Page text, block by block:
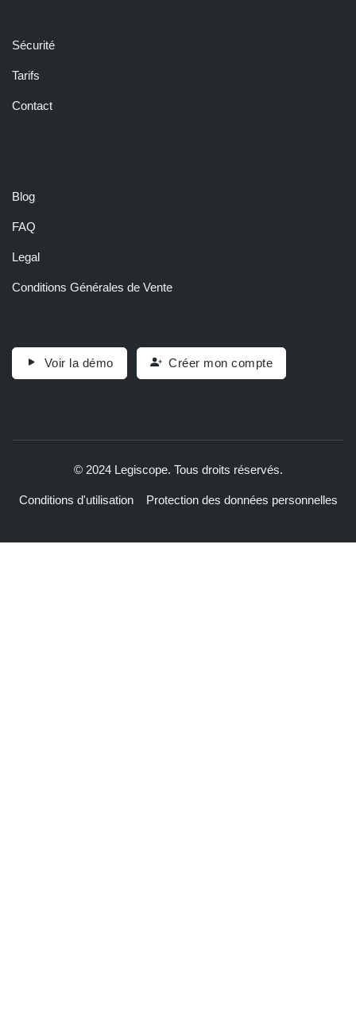
Sécurité
Tarifs
Contact
Blog
FAQ
Legal
Conditions Générales de Vente
Voir la démo Créer mon compte
© 2024 Legiscope. Tous droits réservés.
Conditions d'utilisation Protection des données personnelles